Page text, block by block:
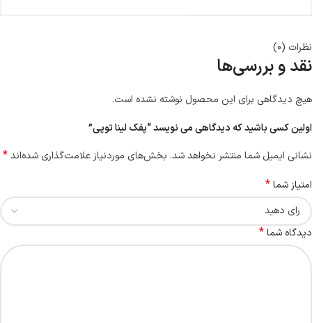
نظرات (0)
نقد و بررسی‌ها
هیچ دیدگاهی برای این محصول نوشته نشده است.
اولین کسی باشید که دیدگاهی می نویسد “پفک لینا توپی”
نشانی ایمیل شما منتشر نخواهد شد. بخش‌های موردنیاز علامت‌گذاری شده‌اند*
امتیاز شما*
دیدگاه شما*